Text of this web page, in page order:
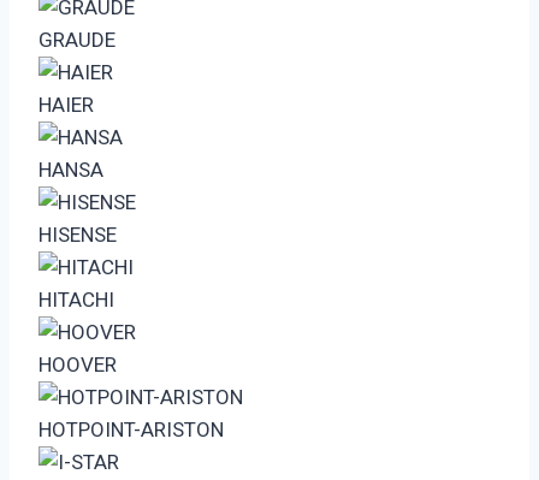
GRAUDE
HAIER
HANSA
HISENSE
HITACHI
HOOVER
HOTPOINT-ARISTON